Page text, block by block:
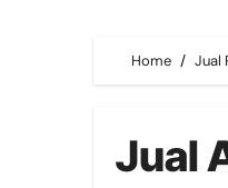
Home Jual
Jual